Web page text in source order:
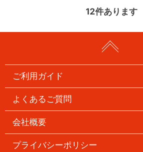
12件あります
ご利用ガイド
よくあるご質問
会社概要
プライバシーポリシー